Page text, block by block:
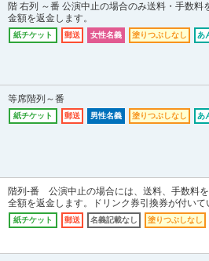
階 右列 ～番 公演中止の場合のみ送料・手数料
金額を返金します。
紙チケット 郵送 女性名義 塗りつぶしなし あ
等席階列～番
紙チケット 郵送 男性名義 塗りつぶしなし あ
階列-番 公演中止の場合には、送料、手数料
全額を返金します。ドリンク券引換券が付いて
紙チケット 郵送 名義記載なし 塗りつぶしなし